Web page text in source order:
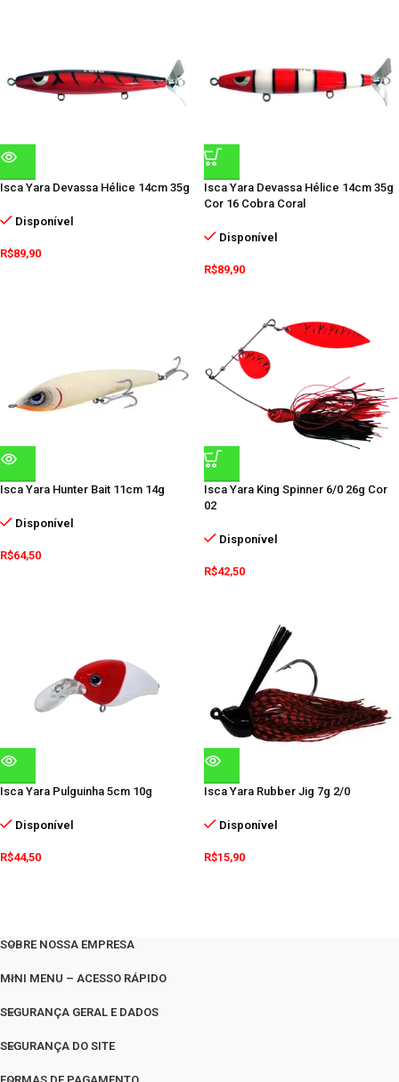
Isca Yara Devassa Hélice 14cm 35g
Disponível
R$89,90
Isca Yara Devassa Hélice 14cm 35g
Cor 16 Cobra Coral
Disponível
R$89,90
Isca Yara Hunter Bait 11cm 14g
Disponível
R$64,50
Isca Yara King Spinner 6/0 26g Cor
02
Disponível
R$42,50
Isca Yara Pulguinha 5cm 10g
Disponível
R$44,50
Isca Yara Rubber Jig 7g 2/0
Disponível
R$15,90
SOBRE NOSSA EMPRESA
MINI MENU – ACESSO RÁPIDO
SEGURANÇA GERAL E DADOS
SEGURANÇA DO SITE